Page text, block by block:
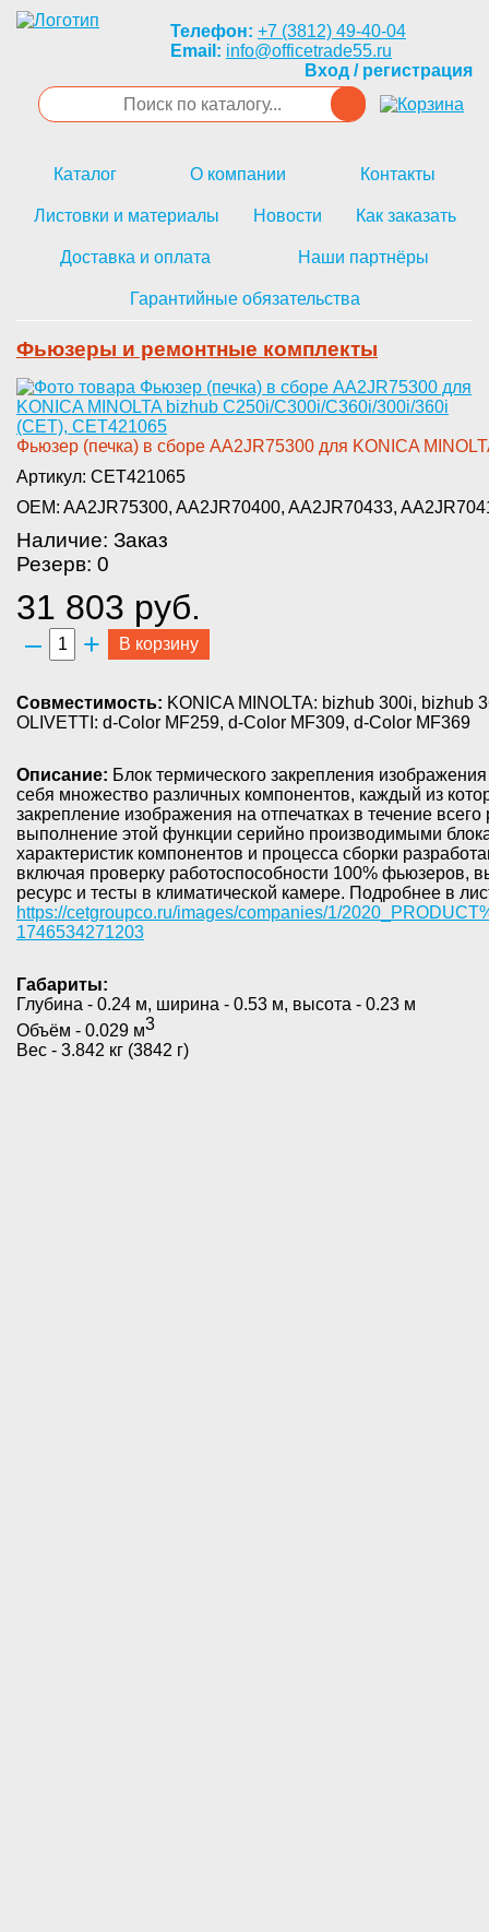
Телефон: +7 (3812) 49-40-04
Email: info@officetrade55.ru
Вход / регистрация
Каталог О компании Контакты
Листовки и материалы Новости Как заказать
Доставка и оплата Наши партнёры
Гарантийные обязательства
Фьюзеры и ремонтные комплекты
Фьюзер (печка)­ в сборе AA2JR75300 для KONICA­
Артикул: CET421065
OEM: AA2JR75300, AA2JR70400, AA2JR70433,
Наличие: Заказ
Резерв: 0
31 803 руб.
– + В корзину
Совместимость: KONICA MINOLTA: bizhub 300i, bizhub
OLIVETTI: d-Color MF259, d-Color MF309, d-Color MF369
Описание: Блок термического закрепления
себя множество различных компонентов, каждый из
закрепление изображения на отпечатках в течение
выполнение этой функции серийно производимыми
характеристик компонентов и процесса сборки
включая проверку работоспособности 100% фьюзеров,
ресурс и тесты в климатической камере. Подробнее в
https://cetgroupco.ru/images/companies/1/
1746534271203
Габариты:
Глубина - 0.24 м, ширина - 0.53 м, высота - 0.23 м
Объём - 0.029 м3
Вес - 3.842 кг (3842 г)